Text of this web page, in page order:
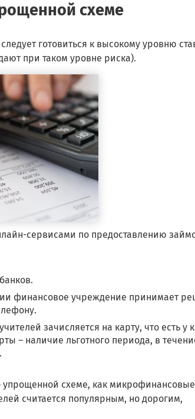
схеме
готовиться к высокому уровню
при таком уровне риска).
сервисами по предоставлению
финансовое учреждение принимает
зачисляется на карту, что есть у
– наличие льготного периода, в
упрощенной схеме, как микрофинансовые
считается популярным, но дорогим,